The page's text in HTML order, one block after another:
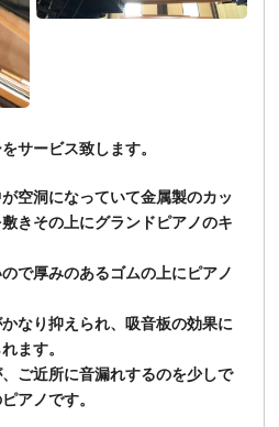
サービス致します。
空洞になっていて金属製のカッ
きその上にグランドピアノのキ
で厚みのあるゴムの上にピアノ
なり抑えられ、吸音板の効果に
ます。
ご近所に音漏れするのを少しで
アノです。